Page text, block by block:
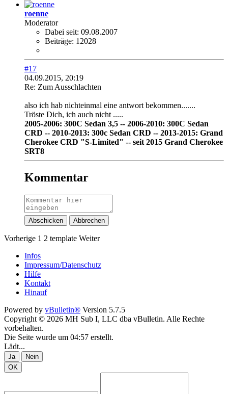
roenne
Moderator
Dabei seit: 09.08.2007
Beiträge: 12028
#17
04.09.2015, 20:19
Re: Zum Ausschlachten
also ich hab nichteinmal eine antwort bekommen.......
Tröste Dich, ich auch nicht .....
2005-2006: 300C Sedan 3,5 -- 2006-2010: 300C Sedan
CRD -- 2010-2013: 300c Sedan CRD -- 2013-2015: Grand
Cherokee CRD "S-Limited" -- seit 2015 Grand Cherokee
SRT8
Kommentar
Abschicken Abbrechen
Vorherige 1 2 template Weiter
Infos
Impressum/Datenschutz
Hilfe
Kontakt
Hinauf
Powered by vBulletin® Version 5.7.5
Copyright © 2026 MH Sub I, LLC dba vBulletin. Alle Rechte
vorbehalten.
Die Seite wurde um 04:57 erstellt.
Lädt...
Ja
Nein
OK